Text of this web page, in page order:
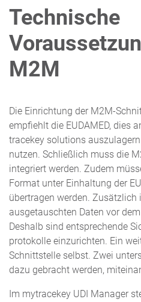
Technische
M2M
Die Einrichtung der M2M-
empfiehlt die EUDAMED, dies
tracekey solutions
nutzen. Schließlich muss die
integriert werden. Zudem
Format unter Einhaltung der
übertragen werden. Zusätzlich
ausgetauschten Daten vor
Deshalb sind entsprechende
protokolle einzurichten. Ein
Schnittstelle selbst. Zwei
dazu gebracht werden,
Im mytracekey UDI Manager